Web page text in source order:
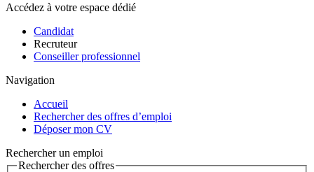
Accédez à votre espace dédié
Candidat
Recruteur
Conseiller professionnel
Navigation
Accueil
Rechercher des offres d’emploi
Déposer mon CV
Rechercher un emploi
Rechercher des offres